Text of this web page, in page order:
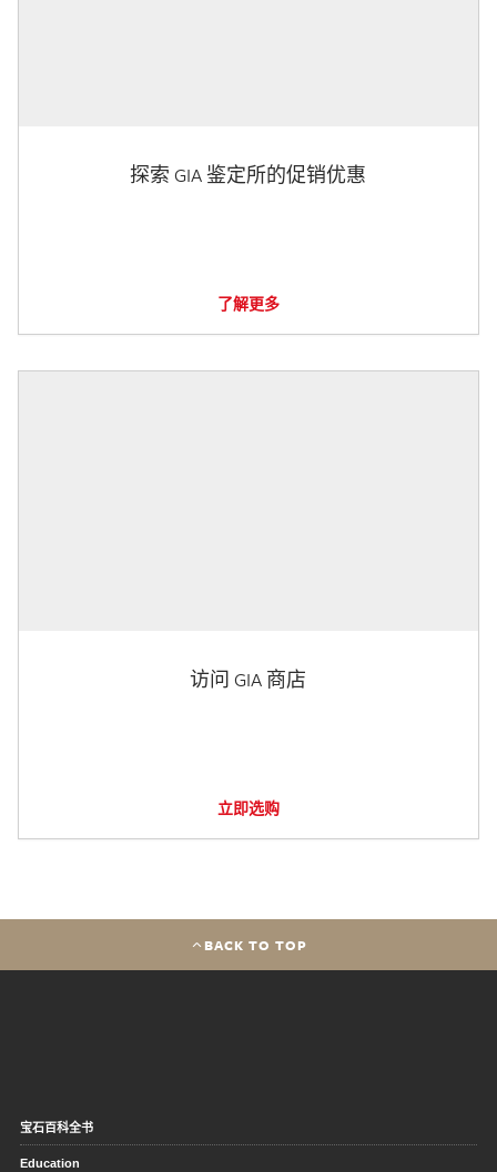
探索 GIA 鉴定所的促销优惠
了解更多
访问 GIA 商店
立即选购
BACK TO TOP
宝石百科全书
Education